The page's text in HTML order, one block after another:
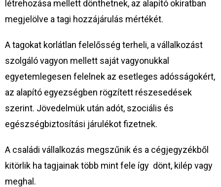
létrehozása mellett dönthetnek, az alapító okiratban
megjelölve a tagi hozzájárulás mértékét.
A tagokat korlátlan felelősség terheli, a vállalkozást
szolgáló vagyon mellett saját vagyonukkal
egyetemlegesen felelnek az esetleges adósságokért,
az alapító egyezségben rögzített részesedések
szerint. Jövedelmük után adót, szociális és
egészségbiztosítási járulékot fizetnek.
A családi vállalkozás megszűnik és a cégjegyzékből
kitörlik ha tagjainak több mint fele így dönt, kilép vagy
meghal.